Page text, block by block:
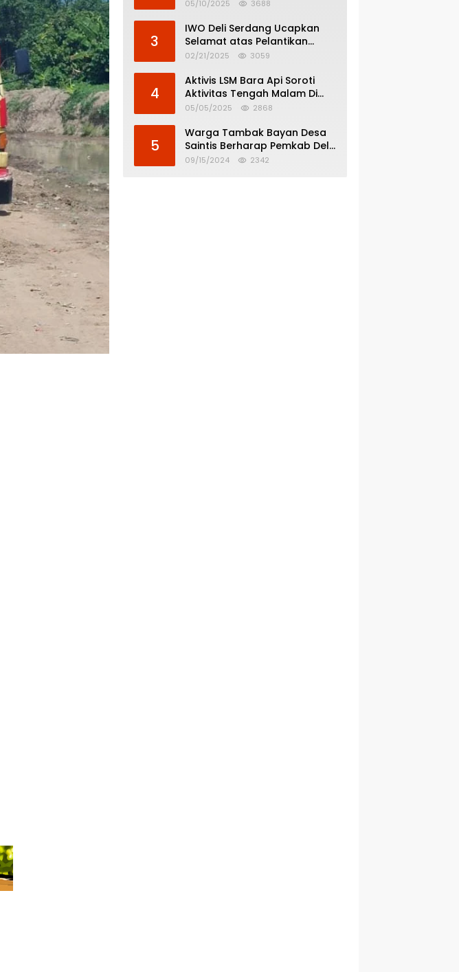
05/10/2025 3688
3
IWO Deli Serdang Ucapkan
Selamat atas Pelantikan
Bupati dan Wakil Bupati Deli
02/21/2025 3059
4
Aktivis LSM Bara Api Soroti
Aktivitas Tengah Malam Di
SPBU 14.213.228 Bandar Tinggi
05/05/2025 2868
5
Warga Tambak Bayan Desa
Saintis Berharap Pemkab Deli
Serdang Atasi Banjir
09/15/2024 2342